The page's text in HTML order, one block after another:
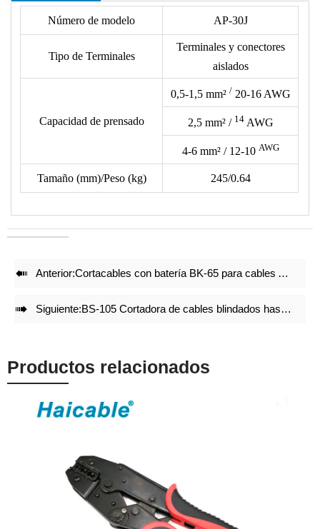
Número de modelo AP-30J
Tipo de Terminales
Terminales y conectores
aislados
Capacidad de prensado
0,5-1,5 mm² / 20-16 AWG
2,5 mm²/ 14AWG
4-6 mm²/ 12-10 AWG
Tamaño (mm)/Peso (kg) 245/0.64
• Hay más de 40 matrices para elegir, y aceptamos matrices
OEM.
• El siguiente formato no incluye los terminales, consulte el
tipo de terminal con nuestro dibujo de matrices.
• Reduce 50% de energía al crimpar.
con mecanismo de auto liberación garantizan un efecto de
crimpado de alta calidad después de crimpar repetidamente.
 Anterior:Cortacables con batería BK-65 para cables ACSR CU AL
 Siguiente:BS-105 Cortadora de cables blindados hasta diámetro 105mm con alimentación por batería
Productos relacionados